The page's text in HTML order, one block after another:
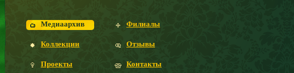
Медиаархив
Коллекции
Проекты
Филиалы
Отзывы
Контакты